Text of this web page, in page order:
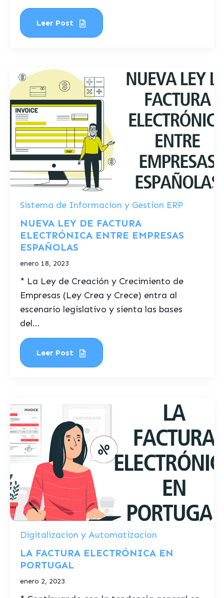
Leer Post
Sistema de Informacion y Gestion ERP
NUEVA LEY DE FACTURA
ELECTRÓNICA ENTRE EMPRESAS
ESPAÑOLAS
enero 18, 2023
* La Ley de Creación y Crecimiento de
Empresas (Ley Crea y Crece) entra al
escenario legislativo y sienta las bases
del...
Leer Post
Digitalizacion y Automatizacion
LA FACTURA ELECTRÓNICA EN
PORTUGAL
enero 2, 2023